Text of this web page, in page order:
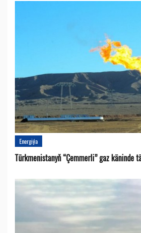
Energiýa
Türkmenistanyň “Çemmerli” gaz käninde